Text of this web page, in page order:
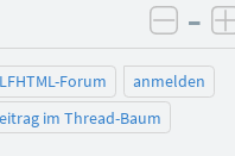
–
Forum
anmelden
im Thread-Baum